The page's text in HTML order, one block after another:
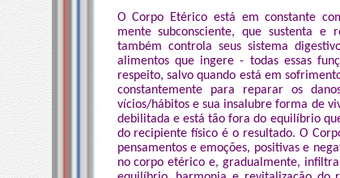
O Corpo Etérico está em constante
mente subconsciente, que sustenta e
também controla seus sistema
alimentos que ingere - todas essas
respeito, salvo quando está em
constantemente para reparar os
vícios/hábitos e sua insalubre forma de
debilitada e está tão fora do equilíbrio
do recipiente físico é o resultado. O
pensamentos e emoções, positivas e
no corpo etérico e, gradualmente,